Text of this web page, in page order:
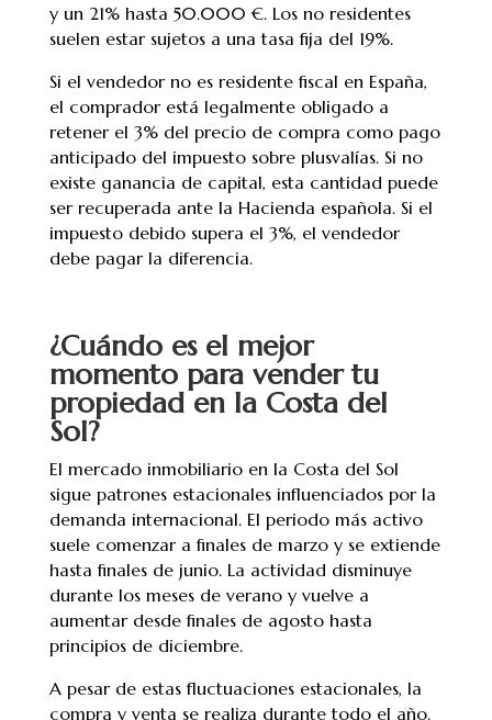
y un 21% hasta 50.000 €. Los no residentes
suelen estar sujetos a una tasa fija del 19%.
Si el vendedor no es residente fiscal en España,
el comprador está legalmente obligado a
retener el 3% del precio de compra como pago
anticipado del impuesto sobre plusvalías. Si no
existe ganancia de capital, esta cantidad puede
ser recuperada ante la Hacienda española. Si el
impuesto debido supera el 3%, el vendedor
debe pagar la diferencia.
¿Cuándo es el mejor
momento para vender tu
propiedad en la Costa del
Sol?
El mercado inmobiliario en la Costa del Sol
sigue patrones estacionales influenciados por la
demanda internacional. El periodo más activo
suele comenzar a finales de marzo y se extiende
hasta finales de junio. La actividad disminuye
durante los meses de verano y vuelve a
aumentar desde finales de agosto hasta
principios de diciembre.
A pesar de estas fluctuaciones estacionales, la
compra y venta se realiza durante todo el año.